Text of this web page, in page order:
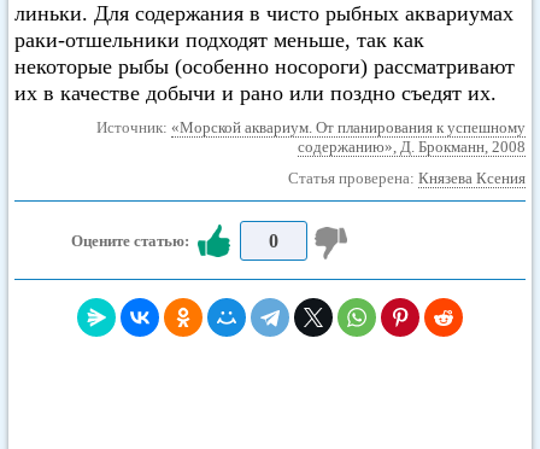
линьки. Для содержания в чисто рыбных аквариумах
раки-отшельники подходят меньше, так как
некоторые рыбы (особенно носороги) рассматривают
их в качестве добычи и рано или поздно съедят их.
Источник: «Морской аквариум. От планирования к успешному
содержанию», Д. Брокманн, 2008
Статья проверена: Князева Ксения
Оцените статью: 0